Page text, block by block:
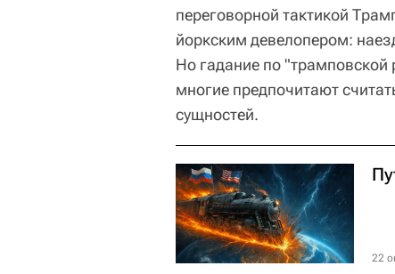
переговорной тактикой
йоркским девелопером:
Но гадание по
многие предпочитают
сущностей.
22